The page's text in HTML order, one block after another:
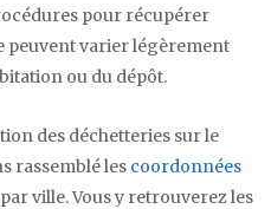
pour récupérer
varier légèrement
ou du dépôt.
des déchetteries sur le
rassemblé les coordonnées
ville. Vous y retrouverez les